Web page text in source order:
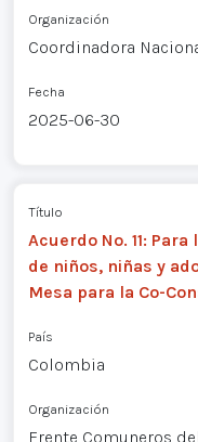
Organización
Coordinadora
Fecha
2025-06-30
Título
Acuerdo No. 11:
de niños, niñas y
Mesa para la Co-
País
Colombia
Organización
Frente Comuneros